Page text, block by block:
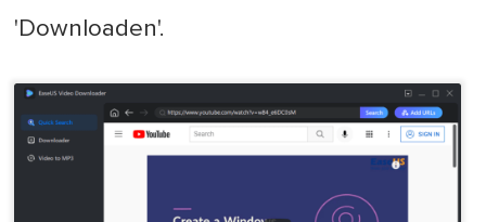
'Downloaden'.